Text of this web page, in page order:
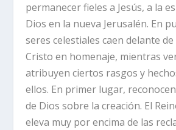
permanecer fieles a Jesús, a la
Dios en la nueva Jerusalén. En
seres celestiales caen delante de
Cristo en homenaje, mientras
atribuyen ciertos rasgos y
ellos. En primer lugar,
de Dios sobre la creación. El
eleva muy por encima de las